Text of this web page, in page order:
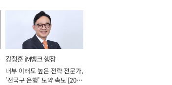
강정훈 iM뱅크 행장
내부 이해도 높은 전략 전문가,
'전국구 은행' 도약 속도 [2026